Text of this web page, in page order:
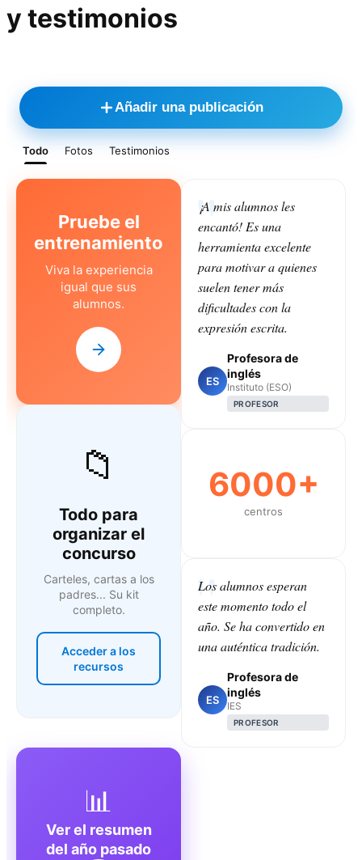
y testimonios
Añadir una publicación
Todo Fotos Testimonios
Pruebe el
entrenamiento
Viva la experiencia
igual que sus
alumnos.
📁
Todo para
organizar el
concurso
Carteles, cartas a los
padres... Su kit
completo.
Acceder a los
recursos
¡A mis alumnos les
encantó! Es una
herramienta excelente
para motivar a quienes
suelen tener más
dificultades con la
expresión escrita.
ES
Profesora de
inglés
Instituto (ESO)
PROFESOR
6000+
centros
Los alumnos esperan
este momento todo el
año. Se ha convertido en
una auténtica tradición.
ES
Profesora de
inglés
IES
PROFESOR
📊
Ver el resumen
del año pasado